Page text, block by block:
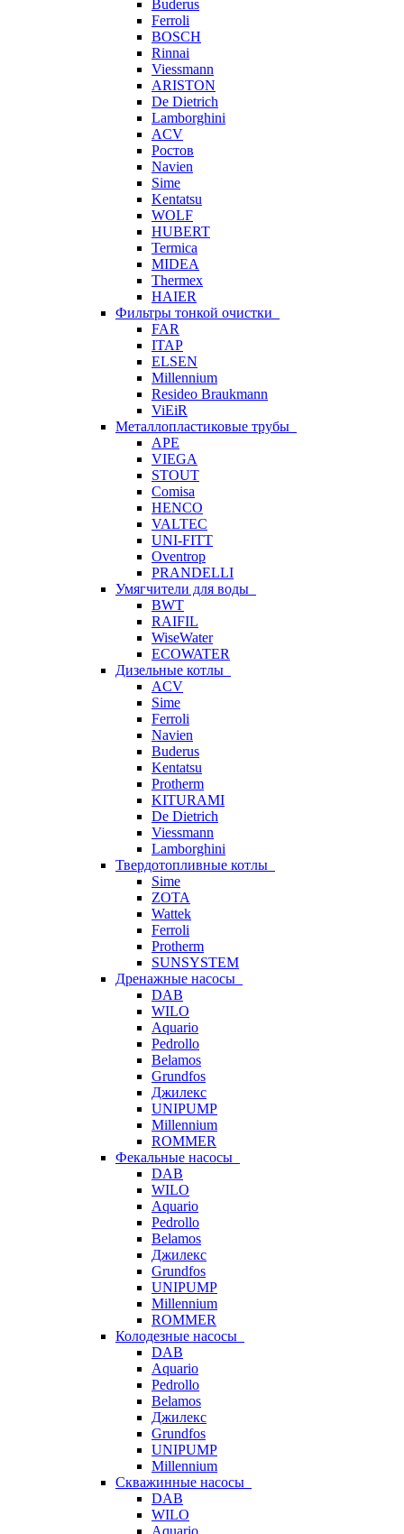
Buderus
Ferroli
BOSCH
Rinnai
Viessmann
ARISTON
De Dietrich
Lamborghini
ACV
Ростов
Navien
Sime
Kentatsu
WOLF
HUBERT
Termica
MIDEA
Thermex
HAIER
Фильтры тонкой очистки
FAR
ITAP
ELSEN
Millennium
Resideo Braukmann
ViEiR
Металлопластиковые трубы
APE
VIEGA
STOUT
Comisa
HENCO
VALTEC
UNI-FITT
Oventrop
PRANDELLI
Умягчители для воды
BWT
RAIFIL
WiseWater
ECOWATER
Дизельные котлы
ACV
Sime
Ferroli
Navien
Buderus
Kentatsu
Protherm
KITURAMI
De Dietrich
Viessmann
Lamborghini
Твердотопливные котлы
Sime
ZOTA
Wattek
Ferroli
Protherm
SUNSYSTEM
Дренажные насосы
DAB
WILO
Aquario
Pedrollo
Belamos
Grundfos
Джилекс
UNIPUMP
Millennium
ROMMER
Фекальные насосы
DAB
WILO
Aquario
Pedrollo
Belamos
Джилекс
Grundfos
UNIPUMP
Millennium
ROMMER
Колодезные насосы
DAB
Aquario
Pedrollo
Belamos
Джилекс
Grundfos
UNIPUMP
Millennium
Скважинные насосы
DAB
WILO
Aquario